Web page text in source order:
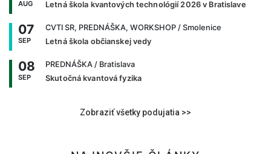
AUG
Letná škola kvantových technológií 2026 v Bratislave
07
SEP
CVTI SR, PREDNÁŠKA, WORKSHOP / Smolenice
Letná škola občianskej vedy
08
SEP
PREDNÁŠKA / Bratislava
Skutočná kvantová fyzika
Zobraziť všetky podujatia >>